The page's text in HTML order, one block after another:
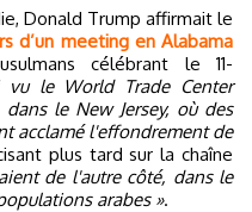
Donald Trump affirmait le
d’un meeting en Alabama
célébrant le 11-
vu le World Trade Center
le New Jersey, où des
acclamé l'effondrement de
plus tard sur la chaîne
de l'autre côté, dans le
arabes ».